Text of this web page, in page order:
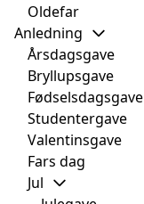
Oldefar
Anledning
Årsdagsgave
Bryllupsgave
Fødselsdagsgave
Studentergave
Valentinsgave
Fars dag
Jul